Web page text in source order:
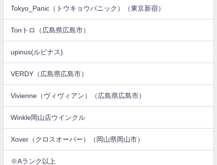
Tokyo_Panic（トウキョウパニック）（東京新宿）
Tonトロ（広島県広島市）
upinus(ルピナス)
VERDY（広島県広島市）
Vivienne（ヴィヴィアン）（広島県広島市）
Winkle岡山店ウインクル
Xover（クロスオーバー）（岡山県岡山市）
※Aランク以上